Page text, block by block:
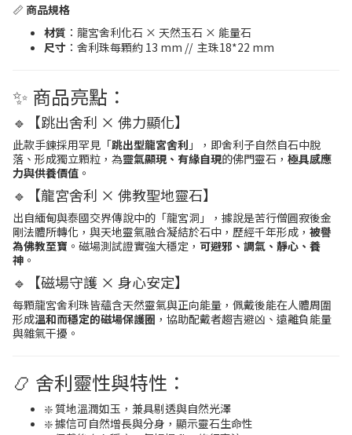
📏 商品規格
材質 ：龍宮舍利化石 × 天然玉石 × 能量石
尺寸 ：舍利珠每顆約 13 mm // 主珠18*22 mm
✨ 商品亮點：
🔹【跳出舍利 × 佛力顯化】
此款手鍊採用罕見「跳出型龍宮舍利 」，即舍利子自然自石中脫
落、形成獨立顆粒，為靈氣顯現、有緣自現的佛門靈石， 極具感應
力與供養價值 。
🔹【龍宮舍利 × 佛教聖地靈石】
出自緬甸與泰國交界傳說中的「龍宮洞」，據說是苦行僧圓寂後金
剛法體所轉化，與天地靈氣融合凝結於石中，歷經千年形成， 被譽
為佛教至寶 。磁場測試證實強大穩定， 可避邪、調氣、靜心、養
神 。
🔹【磁場守護 × 身心安定】
每顆龍宮舍利珠皆蘊含天然靈氣與正向能量，佩戴後能在人體周圍
形成溫和而穩定的磁場保護圈 ，協助配戴者趨吉避凶、遠離負能量
與雜氣干擾。
📿 舍利靈性與特性：
❇️ 質地溫潤如玉，兼具剔透與自然光澤
❇️ 據信可自然增長與分身，顯示靈石生命性